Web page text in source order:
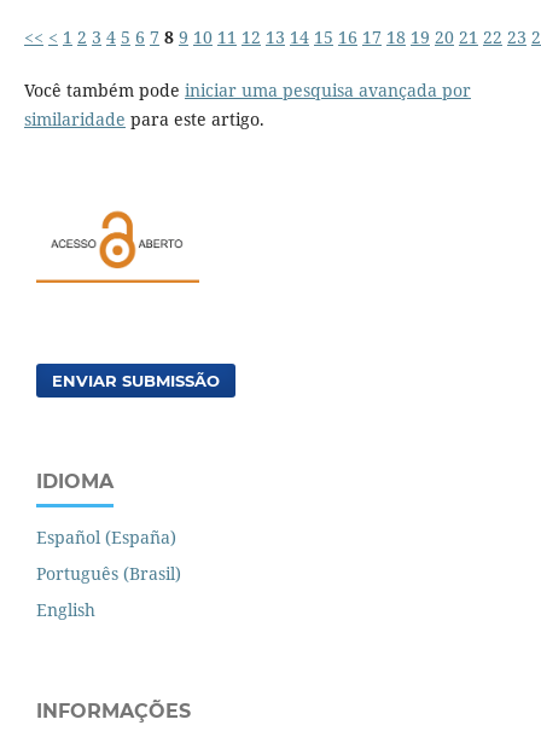
<< < 1 2 3 4 5 6 7 8 9 10 11 12 13 14 15 16 17 18 19 20 21 22 23
Você também pode iniciar uma pesquisa avançada por
similaridade para este artigo.
ENVIAR SUBMISSÃO
IDIOMA
Español (España)
Português (Brasil)
English
INFORMAÇÕES